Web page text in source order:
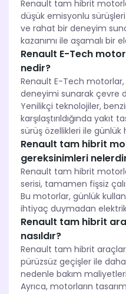
Renault tam hibrit
düşük emisyonlu
ve rahat bir deneyim
kazanımı ile aşamalı bir
Renault E-Tech
nedir?
Renault E-Tech
deneyimi sunarak çevre
Yenilikçi teknolojiler,
karşılaştırıldığında
sürüş özellikleri ile günlük
Renault tam hibrit
gereksinimleri
Renault tam hibrit
serisi, tamamen fişsiz
Bu motorlar, günlük
ihtiyaç duymadan
Renault tam hibrit
nasıldır?
Renault tam hibrit
pürüzsüz geçişler ile
nedenle bakım
Ayrıca, motorların